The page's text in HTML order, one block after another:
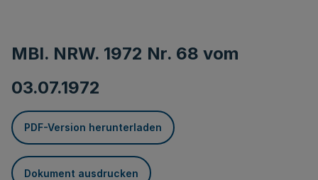
MBl. NRW. 1972 Nr. 68 vom
03.07.1972
PDF-Version herunterladen
Dokument ausdrucken